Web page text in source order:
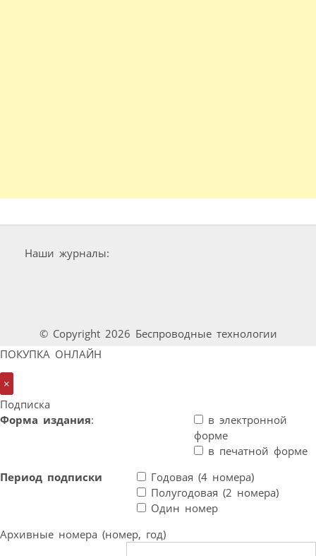
Наши журналы:
© Copyright 2026 Беспроводные технологии
ПОКУПКА ОНЛАЙН
×
Подписка
Форма издания:
в электронной
форме
в печатной форме
Период подписки
Годовая (4 номера)
Полугодовая (2 номера)
Один номер
Архивные номера (номер, год)